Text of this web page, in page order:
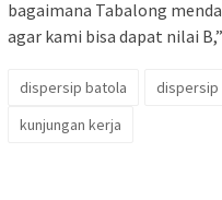
bagaimana Tabalong
agar kami bisa dapat nilai
dispersip batola dispersip
kunjungan kerja